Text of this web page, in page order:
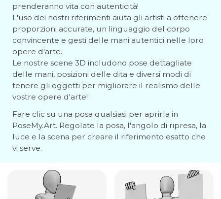
prenderanno vita con autenticità!
L'uso dei nostri riferimenti aiuta gli artisti a ottenere
proporzioni accurate, un linguaggio del corpo
convincente e gesti delle mani autentici nelle loro
opere d'arte.
Le nostre scene 3D includono pose dettagliate
delle mani, posizioni delle dita e diversi modi di
tenere gli oggetti per migliorare il realismo delle
vostre opere d'arte!
Fare clic su una posa qualsiasi per aprirla in
PoseMy.Art. Regolate la posa, l'angolo di ripresa, la
luce e la scena per creare il riferimento esatto che
vi serve.